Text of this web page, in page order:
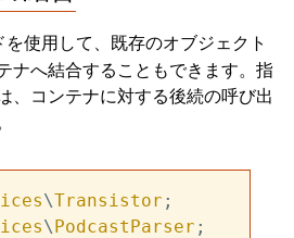
を使用して、既存のオブジェクト
ナへ結合することもできます。指
、コンテナに対する後続の呼び出
\Transistor
\PodcastParser ;